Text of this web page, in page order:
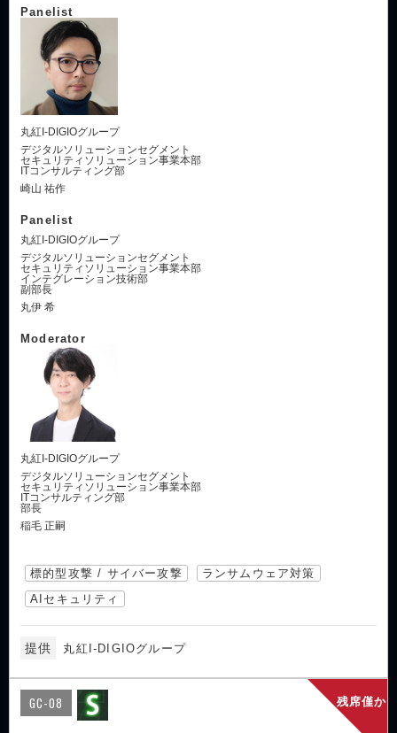
Panelist
丸紅I-DIGIOグループ
デジタルソリューションセグメント
セキュリティソリューション事業本部
ITコンサルティング部
崎山 祐作
Panelist
丸紅I-DIGIOグループ
デジタルソリューションセグメント
セキュリティソリューション事業本部
インテグレーション技術部
副部長
丸伊 希
Moderator
丸紅I-DIGIOグループ
デジタルソリューションセグメント
セキュリティソリューション事業本部
ITコンサルティング部
部長
稲毛 正嗣
標的型攻撃 / サイバー攻撃
ランサムウェア対策
AIセキュリティ
提供 丸紅I-DIGIOグループ
残席僅か
GC-08